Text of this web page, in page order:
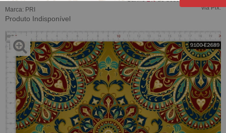
Marca: PRI
Produto Indisponível
via Pix.